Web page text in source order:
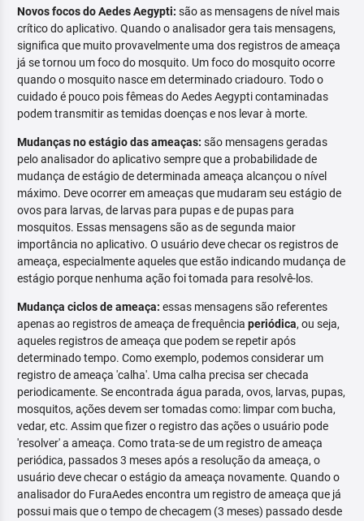
Novos focos do Aedes Aegypti: são as mensagens de nível mais
crítico do aplicativo. Quando o analisador gera tais mensagens,
significa que muito provavelmente uma dos registros de ameaça
já se tornou um foco do mosquito. Um foco do mosquito ocorre
quando o mosquito nasce em determinado criadouro. Todo o
cuidado é pouco pois fêmeas do Aedes Aegypti contaminadas
podem transmitir as temidas doenças e nos levar à morte.
Mudanças no estágio das ameaças: são mensagens geradas
pelo analisador do aplicativo sempre que a probabilidade de
mudança de estágio de determinada ameaça alcançou o nível
máximo. Deve ocorrer em ameaças que mudaram seu estágio de
ovos para larvas, de larvas para pupas e de pupas para
mosquitos. Essas mensagens são as de segunda maior
importância no aplicativo. O usuário deve checar os registros de
ameaça, especialmente aqueles que estão indicando mudança de
estágio porque nenhuma ação foi tomada para resolvê-los.
Mudança ciclos de ameaça: essas mensagens são referentes
apenas ao registros de ameaça de frequência periódica, ou seja,
aqueles registros de ameaça que podem se repetir após
determinado tempo. Como exemplo, podemos considerar um
registro de ameaça 'calha'. Uma calha precisa ser checada
periodicamente. Se encontrada água parada, ovos, larvas, pupas,
mosquitos, ações devem ser tomadas como: limpar com bucha,
vedar, etc. Assim que fizer o registro das ações o usuário pode
'resolver' a ameaça. Como trata-se de um registro de ameaça
periódica, passados 3 meses após a resolução da ameaça, o
usuário deve checar o estágio da ameaça novamente. Quando o
analisador do FuraAedes encontra um registro de ameaça que já
possui mais que o tempo de checagem (3 meses) passado desde